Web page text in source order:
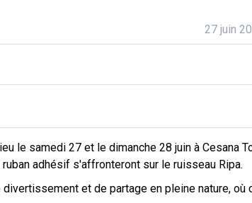
27 juin
le samedi 27 et le dimanche 28 juin à Cesana
adhésif s'affronteront sur le ruisseau Ripa.
et de partage en pleine nature, où